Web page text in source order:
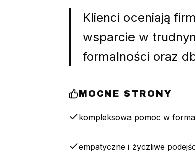
Klienci oceniają
wsparcie w
formalności oraz
MOCNE STRONY
kompleksowa pomoc w
empatyczne i życzliwe